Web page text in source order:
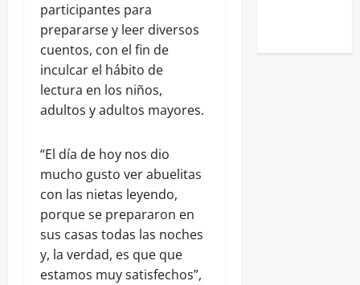
participantes para
prepararse y leer diversos
cuentos, con el fin de
inculcar el hábito de
lectura en los niños,
adultos y adultos mayores.
“El día de hoy nos dio
mucho gusto ver abuelitas
con las nietas leyendo,
porque se prepararon en
sus casas todas las noches
y, la verdad, es que que
estamos muy satisfechos”,